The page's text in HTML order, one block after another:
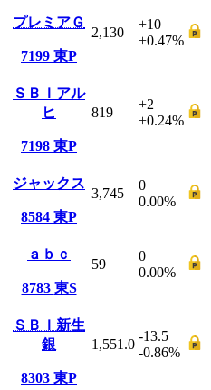
プレミアＧ
7199 東P
2,130
+10
+0.47%
ＳＢＩアル
ヒ
7198 東P
819
+2
+0.24%
ジャックス
8584 東P
3,745
0
0.00%
ａｂｃ
8783 東S
59
0
0.00%
ＳＢＩ新生
銀
8303 東P
1,551.0
-13.5
-0.86%